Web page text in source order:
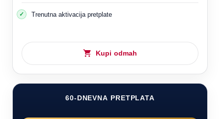
Trenutna aktivacija pretplate
Kupi odmah
60-DNEVNA PRETPLATA